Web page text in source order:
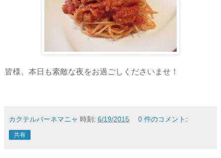
皆様、本日も素敵な夜をお過ごしくださいませ！
カクテルバーネマニャ 時刻: 6/19/2015 0 件のコメント:
共有